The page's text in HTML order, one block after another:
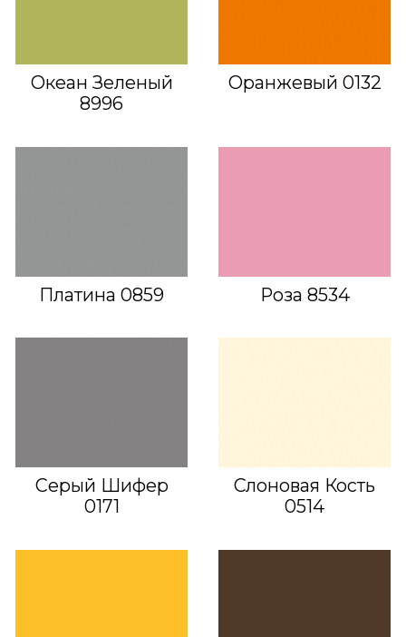
Океан Зеленый
8996
Оранжевый 0132
Платина 0859 Роза 8534
Серый Шифер
0171
Слоновая Кость
0514